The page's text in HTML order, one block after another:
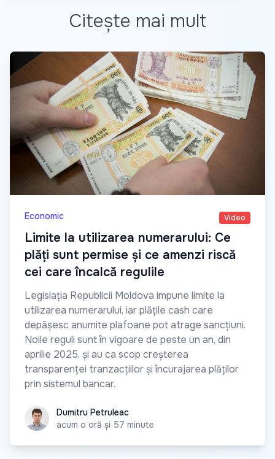
Citește mai mult
Economic Video
Limite la utilizarea numerarului: Ce
plăți sunt permise și ce amenzi riscă
cei care încalcă regulile
Legislația Republicii Moldova impune limite la
utilizarea numerarului, iar plățile cash care
depășesc anumite plafoane pot atrage sancțiuni.
Noile reguli sunt în vigoare de peste un an, din
aprilie 2025, și au ca scop creșterea
transparenței tranzacțiilor și încurajarea plăților
prin sistemul bancar.
Dumitru Petruleac
Dumitru Petruleac
acum o oră și 57 minute